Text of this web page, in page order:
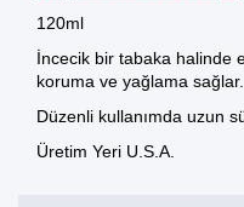
120ml
İncecik bir tabaka halinde
koruma ve yağlama sağlar.
Düzenli kullanımda uzun
Üretim Yeri U.S.A.